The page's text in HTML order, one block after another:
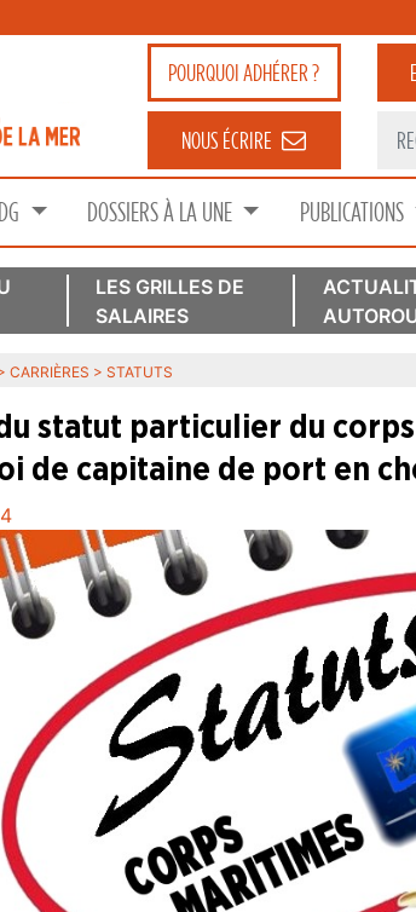
POURQUOIADHÉRER ?
NOUS ÉCRIRE
DOSSIERS À LA UNE PUBLICATIONS
LES GRILLES DE
SALAIRES
CARRIÈRES > STATUTS
statut particulier du
de capitaine de port en